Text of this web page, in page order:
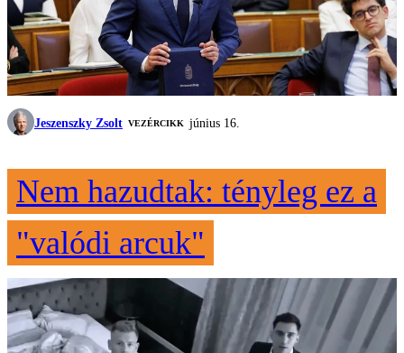
Jeszenszky Zsolt VEZÉRCIKK június 16.
Nem hazudtak: tényleg ez a
"valódi arcuk"